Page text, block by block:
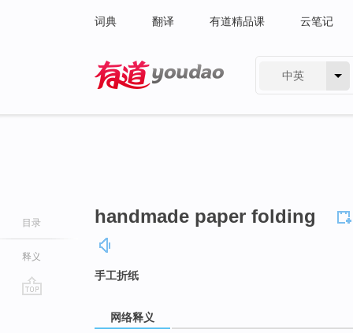
词典 翻译 有道精品课 云笔记
中英
目录
释义
handmade paper folding
手工折纸
网络释义